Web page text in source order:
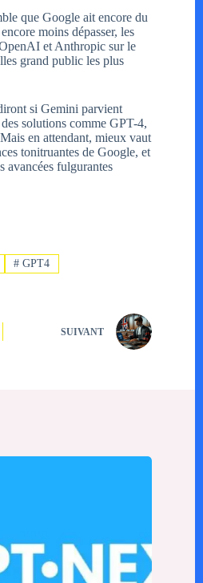
que Google ait encore du
moins dépasser, les
et Anthropic sur le
grand public les plus
si Gemini parvient
solutions comme GPT-4,
en attendant, mieux vaut
tonitruantes de Google, et
avancées fulgurantes
# GPT4
SUIVANT